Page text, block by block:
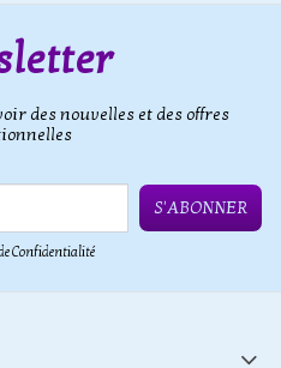
des nouvelles et des offres
S'ABONNER
Confidentialité